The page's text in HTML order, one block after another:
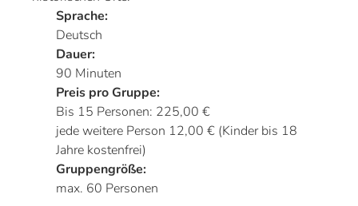
Sprache:
Deutsch
Dauer:
90 Minuten
Preis pro Gruppe:
Bis 15 Personen: 225,00 €
jede weitere Person 12,00 € (Kinder bis 18
Jahre kostenfrei)
Gruppengröße:
max. 60 Personen